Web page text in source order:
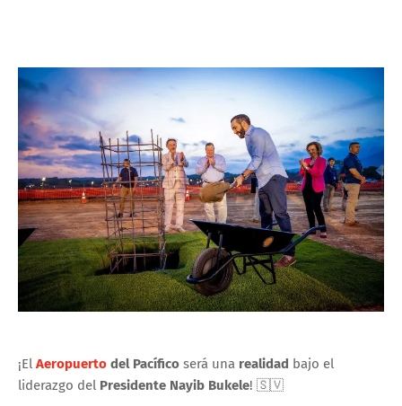
¡El Aeropuerto del Pacífico será una realidad bajo el
liderazgo del Presidente Nayib Bukele! 🇸🇻